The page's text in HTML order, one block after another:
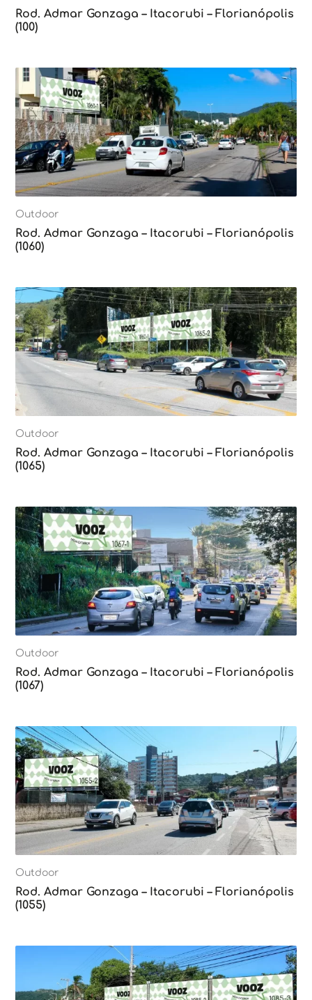
Rod. Admar Gonzaga – Itacorubi – Florianópolis
(100)
Outdoor
Rod. Admar Gonzaga – Itacorubi – Florianópolis
(1060)
Outdoor
Rod. Admar Gonzaga – Itacorubi – Florianópolis
(1065)
Outdoor
Rod. Admar Gonzaga – Itacorubi – Florianópolis
(1067)
Outdoor
Rod. Admar Gonzaga – Itacorubi – Florianópolis
(1055)